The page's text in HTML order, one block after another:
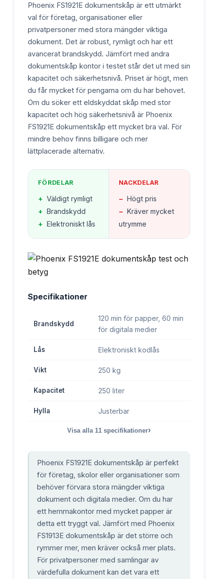
Phoenix FS1921E dokumentskåp är ett utmärkt
val för företag, organisationer eller
privatpersoner med stora mängder viktiga
dokument. Det är robust, rymligt och har ett
avancerat brandskydd. Jämfört med andra
dokumentskåp kontor i testet står det ut med sin
kapacitet och säkerhetsnivå. Priset är högt, men
du får mycket för pengarna om du har behovet.
Om du söker ett eldskyddat skåp med stor
kapacitet och hög säkerhetsnivå är Phoenix
FS1921E dokumentskåp ett mycket bra val. För
mindre behov finns billigare och mer
lättplacerade alternativ.
FÖRDELAR
+ Väldigt rymligt
+ Brandskydd
+ Elektroniskt lås
NACKDELAR
− Högt pris
− Kräver mycket
utrymme
Specifikationer
Brandskydd
120 min för papper, 60 min
för digitala medier
Lås Elektroniskt kodlås
Vikt 250 kg
Kapacitet 250 liter
Hylla Justerbar
Visa alla 11 specifikationer›
Phoenix FS1921E dokumentskåp är perfekt
för företag, skolor eller organisationer som
behöver förvara stora mängder viktiga
dokument och digitala medier. Om du har
ett hemmakontor med mycket papper är
detta ett tryggt val. Jämfört med Phoenix
FS1913E dokumentskåp är det större och
rymmer mer, men kräver också mer plats.
För privatpersoner med samlingar av
värdefulla dokument kan det vara ett